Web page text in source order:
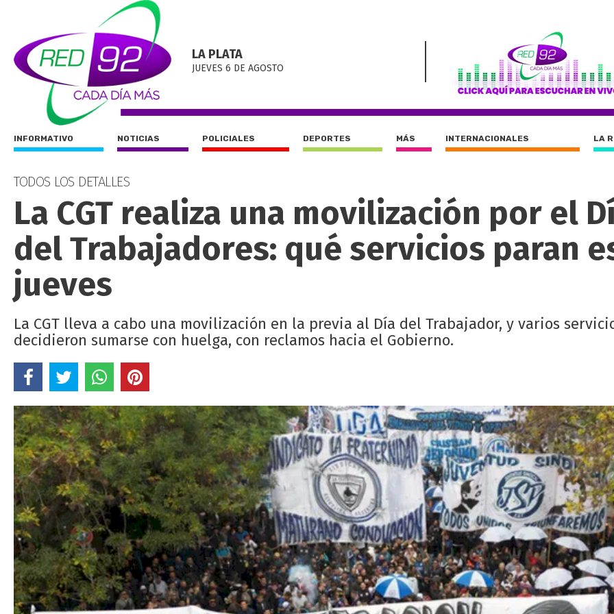
LA PLATA
JUEVES 6 DE AGOSTO
INFORMATIVO NOTICIAS POLICIALES DEPORTES MÁS INTERNACIONALES LA
TODOS LOS DETALLES
La CGT realiza una movilización por el
del Trabajadores: qué servicios paran
jueves
La CGT lleva a cabo una movilización en la previa al Día del Trabajador, y varios
decidieron sumarse con huelga, con reclamos hacia el Gobierno.